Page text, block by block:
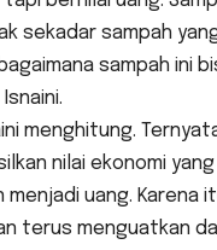
sekadar sampah
sampah ini
menghitung.
nilai ekonomi
menjadi uang. Karena
terus menguatkan